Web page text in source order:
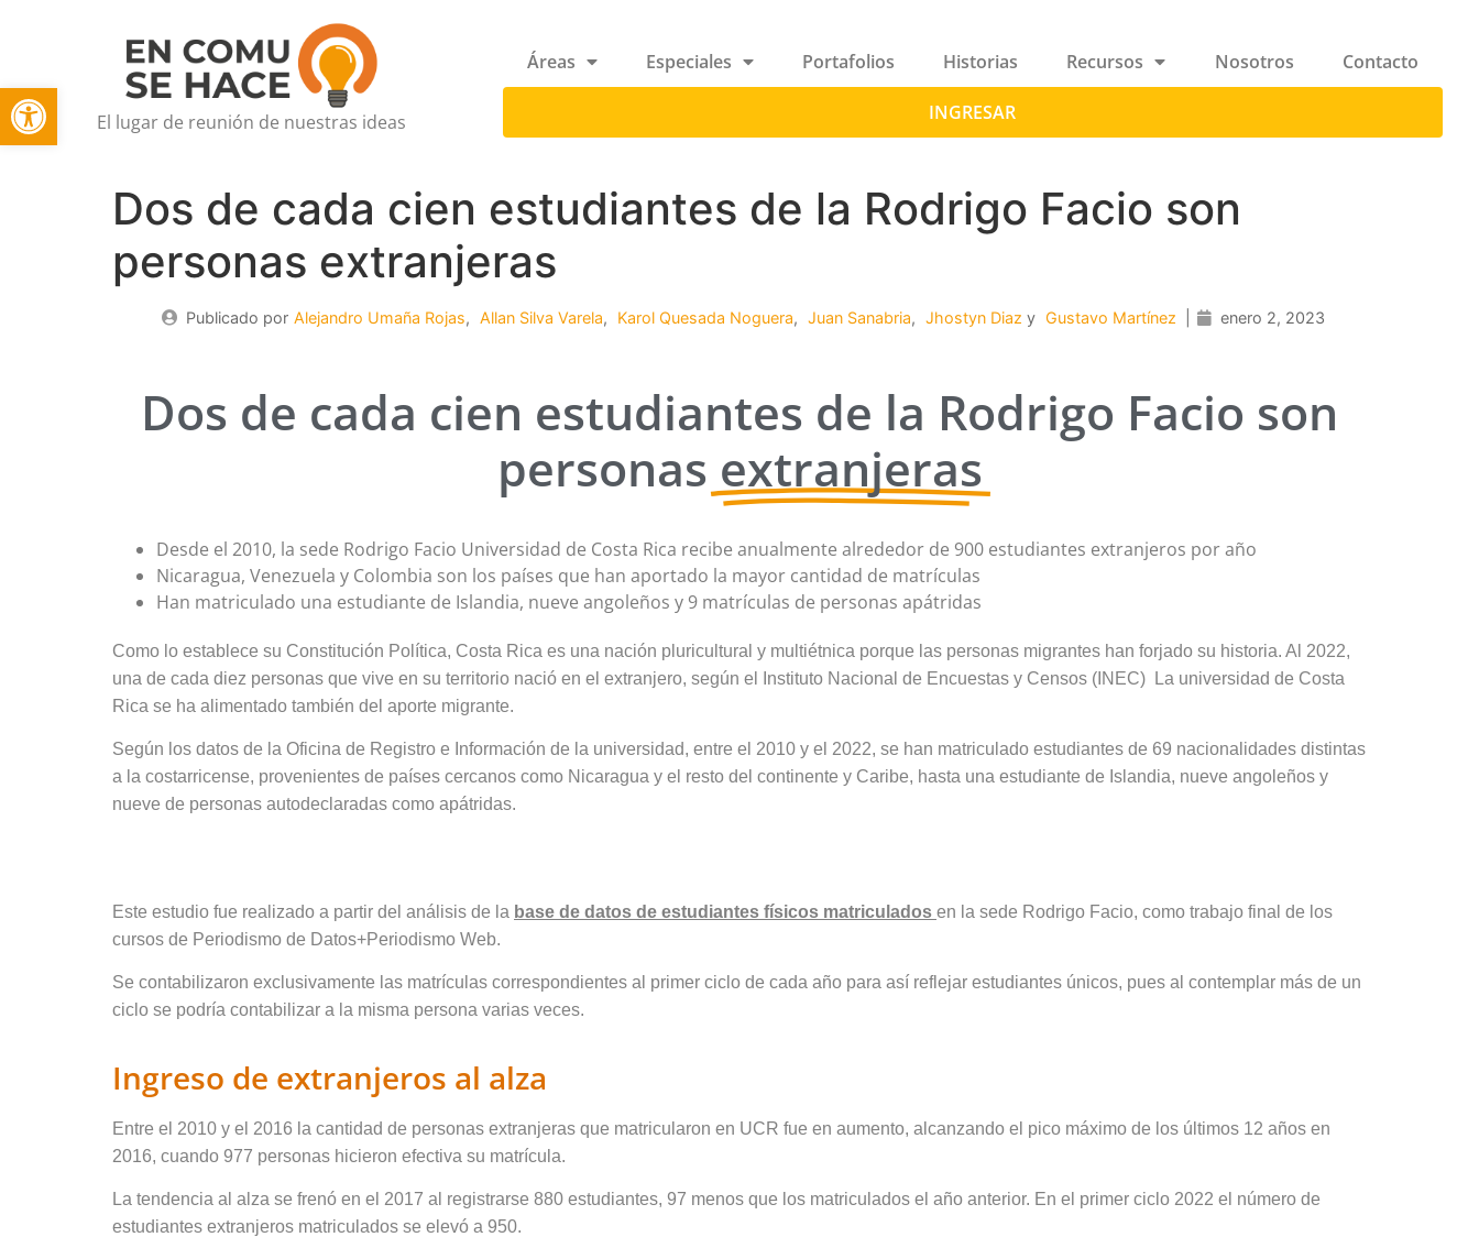
Open toolbar
El lugar de reunión de nuestras ideas
Áreas Especiales Portafolios Historias Recursos Nosotros Contacto
INGRESAR
Dos de cada cien estudiantes de la Rodrigo Facio son
personas extranjeras
Publicado por Alejandro Umaña Rojas, Allan Silva Varela, Karol Quesada Noguera, Juan Sanabria, Jhostyn Diaz y Gustavo Martínez enero 2, 2023
Dos de cada cien estudiantes de la Rodrigo Facio son
personas extranjeras
Desde el 2010, la sede Rodrigo Facio Universidad de Costa Rica recibe anualmente alrededor de 900 estudiantes extranjeros por año
Nicaragua, Venezuela y Colombia son los países que han aportado la mayor cantidad de matrículas
Han matriculado una estudiante de Islandia, nueve angoleños y 9 matrículas de personas apátridas
Como lo establece su Constitución Política, Costa Rica es una nación pluricultural y multiétnica porque las personas migrantes han forjado su historia. Al 2022,
una de cada diez personas que vive en su territorio nació en el extranjero, según el Instituto Nacional de Encuestas y Censos (INEC) La universidad de Costa
Rica se ha alimentado también del aporte migrante.
Según los datos de la Oficina de Registro e Información de la universidad, entre el 2010 y el 2022, se han matriculado estudiantes de 69 nacionalidades distintas
a la costarricense, provenientes de países cercanos como Nicaragua y el resto del continente y Caribe, hasta una estudiante de Islandia, nueve angoleños y
nueve de personas autodeclaradas como apátridas.
Este estudio fue realizado a partir del análisis de la base de datos de estudiantes físicos matriculados en la sede Rodrigo Facio, como trabajo final de los
cursos de Periodismo de Datos+Periodismo Web.
Se contabilizaron exclusivamente las matrículas correspondientes al primer ciclo de cada año para así reflejar estudiantes únicos, pues al contemplar más de un
ciclo se podría contabilizar a la misma persona varias veces.
Ingreso de extranjeros al alza
Entre el 2010 y el 2016 la cantidad de personas extranjeras que matricularon en UCR fue en aumento, alcanzando el pico máximo de los últimos 12 años en
2016, cuando 977 personas hicieron efectiva su matrícula.
La tendencia al alza se frenó en el 2017 al registrarse 880 estudiantes, 97 menos que los matriculados el año anterior. En el primer ciclo 2022 el número de
estudiantes extranjeros matriculados se elevó a 950.